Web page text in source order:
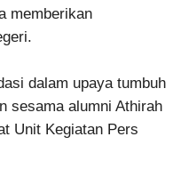
memberikan
dalam upaya tumbuh
sesama alumni Athirah
Unit Kegiatan Pers